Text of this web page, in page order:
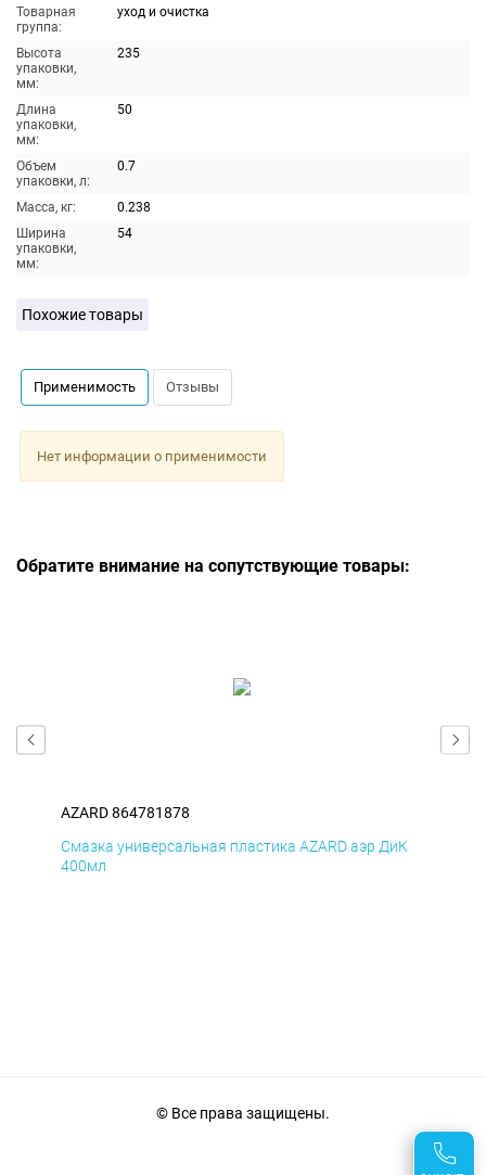
Товарная
группа:
уход и очистка
Высота
упаковки,
мм:
235
Длина
упаковки,
мм:
50
Объем
упаковки, л:
0.7
Масса, кг:
0.238
Ширина
упаковки,
мм:
54
Похожие товары
Применимость Отзывы
Нет информации о применимости
Обратите внимание на сопутствующие товары:
AZARD 864781878
Смазка универсальная пластика AZARD аэр ДиК
400мл
© Все права защищены.